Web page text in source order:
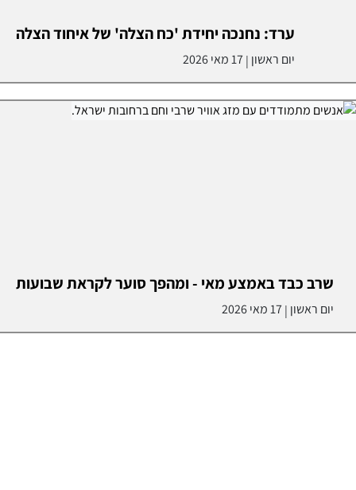
ערד: נחנכה יחידת 'כח הצלה' של איחוד הצלה
יום ראשון |17 מאי 2026
שרב כבד באמצע מאי - ומהפך סוער לקראת שבועות
יום ראשון |17 מאי 2026